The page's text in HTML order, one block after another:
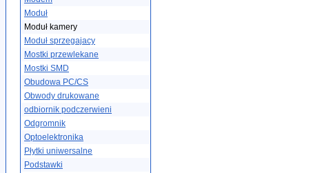
Moduł
Moduł kamery
Moduł sprzegajacy
Mostki przewlekane
Mostki SMD
Obudowa PC/CS
Obwody drukowane
odbiornik podczerwieni
Odgromnik
Optoelektronika
Płytki uniwersalne
Podstawki